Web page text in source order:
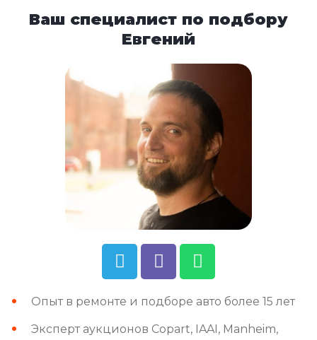
Ваш специалист по подбору
Евгений
Опыт в ремонте и подборе авто более 15 лет
Эксперт аукционов Copart, IAAI, Manheim,